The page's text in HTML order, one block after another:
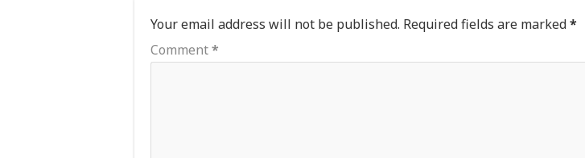
Your email address will not be published. Required fields are marked*
Comment*